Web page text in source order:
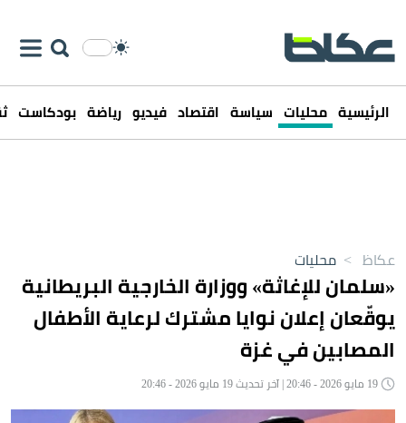
الرئيسية محليات سياسة اقتصاد فيديو رياضة بودكاست
عكاظ > محليات
«سلمان للإغاثة» ووزارة الخارجية البريطانية
يوقّعان إعلان نوايا مشترك لرعاية الأطفال
المصابين في غزة